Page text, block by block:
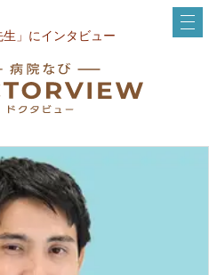
」にインタビュー